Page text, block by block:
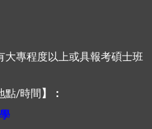
大專程度以上或具報考碩士班
點/時間 】：